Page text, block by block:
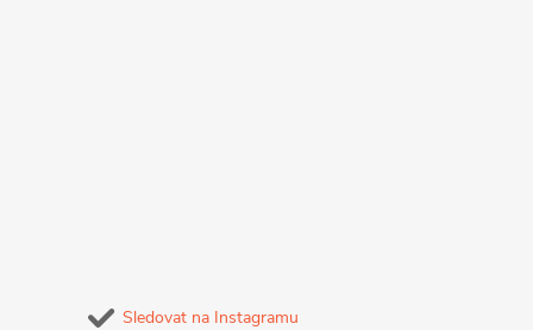
Sledovat na Instagramu